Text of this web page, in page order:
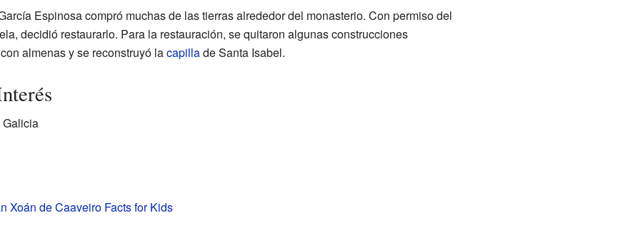
Espinosa compró muchas de las tierras alrededor del monasterio. Con permiso del
decidió restaurarlo. Para la restauración, se quitaron algunas construcciones
almenas y se reconstruyó lacapillade Santa Isabel.
Xoán de Caaveiro Facts for Kids